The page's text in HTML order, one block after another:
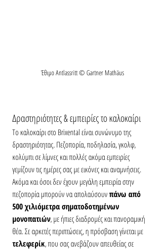
Έθιμο Antlassritt © Gartner Mathäus
Δραστηριότητες & εμπειρίες το καλοκαίρι
Το καλοκαίρι στο Brixental είναι συνώνυμο της
δραστηριότητας. Πεζοπορία, ποδηλασία, γκολφ,
κολύμπι σε λίμνες και πολλές ακόμα εμπειρίες
γεμίζουν τις ημέρες σας με εικόνες και αναμνήσεις.
Ακόμα και όσοι δεν έχουν μεγάλη εμπειρία στην
πεζοπορία μπορούν να απολαύσουν πάνω από
500 χιλιόμετρα σηματοδοτημένων
μονοπατιών, με ήπιες διαδρομές και πανοραμική
θέα. Σε αρκετές περιπτώσεις, η πρόσβαση γίνεται με
τελεφερίκ, που σας ανεβάζουν απευθείας σε